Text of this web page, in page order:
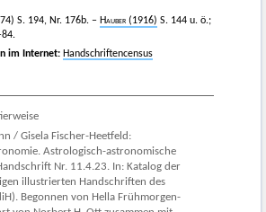
S. 194, Nr. 176b. – Hauber (1916) S. 144 u. ö.;
im Internet: Handschriftencensus
/ Gisela Fischer-Heetfeld:
Astrologisch-astronomische
Nr. 11.4.23. In: Katalog der
illustrierten Handschriften des
Begonnen von Hella Frühmorgen-